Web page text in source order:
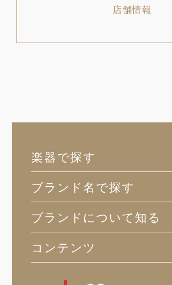
店舗情報
楽器で探す
ブランド名で探す
ブランドについて知る
コンテンツ